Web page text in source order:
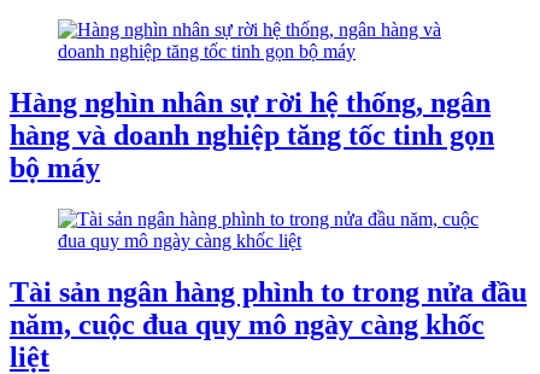
Hàng nghìn nhân sự rời hệ thống, ngân
hàng và doanh nghiệp tăng tốc tinh gọn
bộ máy
Tài sản ngân hàng phình to trong nửa đầu
năm, cuộc đua quy mô ngày càng khốc
liệt